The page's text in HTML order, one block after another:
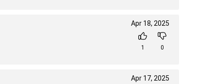
Apr 18, 2025
1 0
Apr 17, 2025